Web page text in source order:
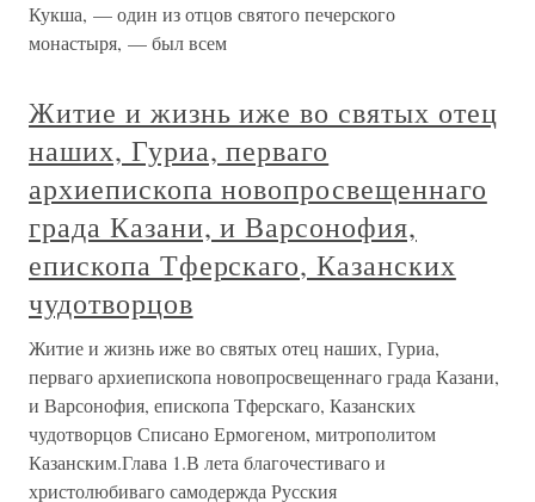
Кукша, — один из отцов святого печерского
монастыря, — был всем
Житие и жизнь иже во святых отец
наших, Гуриа, перваго
архиепископа новопросвещеннаго
града Казани, и Варсонофия,
епископа Тферскаго, Казанских
чудотворцов
Житие и жизнь иже во святых отец наших, Гуриа,
перваго архиепископа новопросвещеннаго града Казани,
и Варсонофия, епископа Тферскаго, Казанских
чудотворцов Списано Ермогеном, митрополитом
Казанским.Глава 1.В лета благочестиваго и
христолюбиваго самодержда Русския